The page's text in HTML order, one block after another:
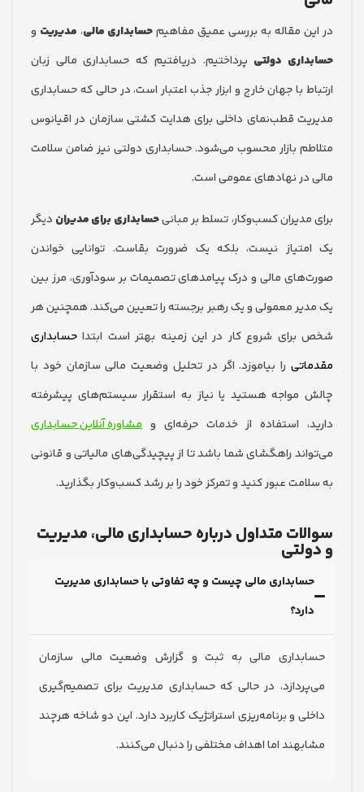
مقاله به بررسی عمیق مفاهیمحسابداری مالی،مدیریتو
دولتیپرداختیم. دریافتیم که حسابداری مالی زبان
با جهان خارج و ابزار جذب اعتبار است، در حالی که حسابداری
قطب‌نمای داخلی برای هدایت کشتی سازمان در اقیانوس
بازار محسوب می‌شود. حسابداری دولتی نیز ضامن سلامت
نهادهای عمومی است.
کسب‌وکار، تسلط بر مبانیحسابداری برای مدیران دیگر
نیست، بلکه یک ضرورت بقاست. توانایی خواندن
مالی و درک پیامدهای تصمیمات بر سودآوری، مرز بین
معمولی و یک رهبر برجسته را تعیین می‌کند. همچنین هر
شروع کار در این زمینه بهتر است ابتدا حسابداری
را بیاموزد. اگر در تحلیل وضعیت مالی سازمان خود با
مواجه هستید یا نیاز به استقرار سیستم‌های پیشرفته
استفاده از خدمات حرفه‌ای ومشاوره آنلاین حسابداری
راهگشای شما باشد تا از پیچیدگی‌های مالیاتی و قانونی
عبور کنید و تمرکز خود را بر رشد کسب‌وکار بگذارید.
متداول درباره حسابداری مالی، مدیریت
مالی چیست و چه تفاوتی با حسابداری مدیریت
مالی به ثبت و گزارش وضعیت مالی سازمان
در حالی که حسابداری مدیریت برای تصمیم‌گیری
و برنامه‌ریزی استراتژیک کاربرد دارد. این دو شاخه هرچند
اما اهداف مختلفی را دنبال می‌کنند.